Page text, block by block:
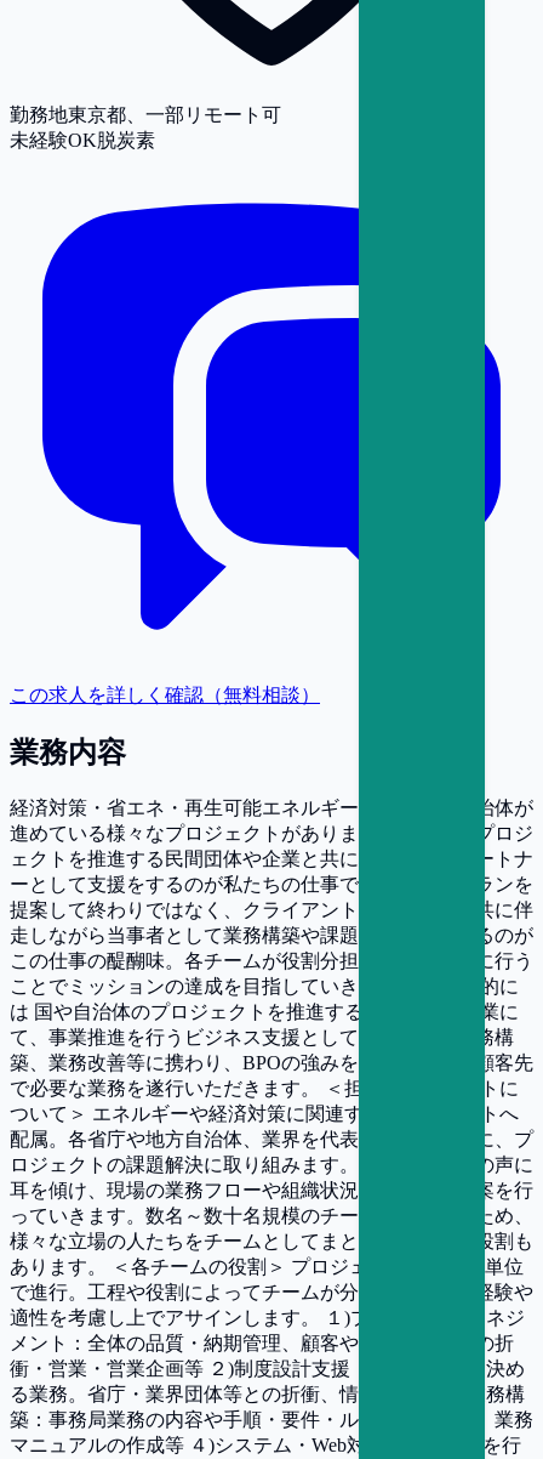
勤務地東京都、一部リモート可
未経験OK脱炭素
この求人を詳しく確認（無料相談）
業務内容
経済対策・省エネ・再生可能エネルギーなど、国や自治体が
進めている様々なプロジェクトがあります。それらのプロジ
ェクトを推進する民間団体や企業と共に、ビジネスパートナ
ーとして支援をするのが私たちの仕事です。理想のプランを
提案して終わりではなく、クライアント先に常駐し、共に伴
走しながら当事者として業務構築や課題解決まで行えるのが
この仕事の醍醐味。各チームが役割分担し、連携を密に行う
ことでミッションの達成を目指していきます。 ▼具体的に
は 国や自治体のプロジェクトを推進する民間団体や企業に
て、事業推進を行うビジネス支援として制度設計、業務構
築、業務改善等に携わり、BPOの強みをフルに活かし顧客先
で必要な業務を遂行いただきます。 ＜担当プロジェクトに
ついて＞ エネルギーや経済対策に関連するプロジェクトへ
配属。各省庁や地方自治体、業界を代表する企業と共に、プ
ロジェクトの課題解決に取り組みます。クライアントの声に
耳を傾け、現場の業務フローや組織状況から最善の提案を行
っていきます。数名～数十名規模のチームを構成するため、
様々な立場の人たちをチームとしてまとめていただく役割も
あります。 ＜各チームの役割＞ プロジェクトは原則年単位
で進行。工程や役割によってチームが分かれており、経験や
適性を考慮し上でアサインします。 １)プロジェクトマネジ
メント：全体の品質・納期管理、顧客や他ベンダーとの折
衝・営業・営業企画等 ２)制度設計支援：事業の骨子を決め
る業務。省庁・業界団体等との折衝、情報収集等 ３)業務構
築：事務局業務の内容や手順・要件・ルール等の策定、業務
マニュアルの作成等 ４)システム・Web対応：事業管理を行